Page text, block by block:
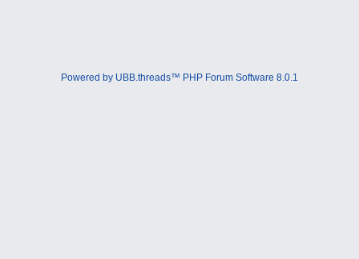
Powered by UBB.threads™ PHP Forum Software 8.0.1